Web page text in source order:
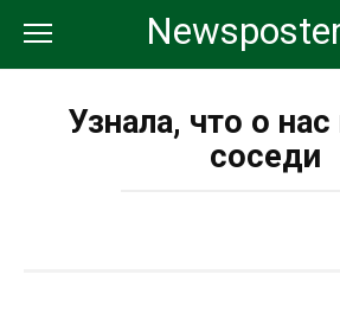
контенту
Узнала, что о
соседи